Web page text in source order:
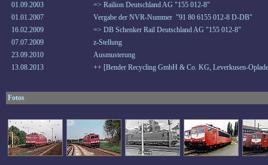
01.09.2003
=> Railion Deutschland AG "155 012-8"
01.01.2007
Vergabe der NVR-Nummer "91 80 6155 012-8 D-DB"
16.02.2009
=> DB Schenker Rail Deutschland AG "155 012-8"
07.07.2009
z-Stellung
23.09.2010
Ausmusterung
13.08.2013
++ [Bender Recycling GmbH & Co. KG, Leverkusen-
Fotos